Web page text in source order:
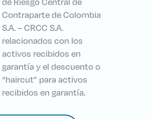
Contraparte de Colombia
S.A. – CRCC S.A.
relacionados con los
activos recibidos en
garantía y el descuento o
“haircut” para activos
recibidos en garantía.